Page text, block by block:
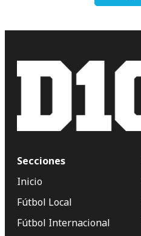
Secciones
Inicio
Fútbol Local
Fútbol Internacional